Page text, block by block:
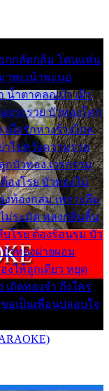
กกลัดกลุ้ม โดนแฟน
าพะเน้าพะนอ
น้ำตาคลอเบ้า เฝ้า
ระรวย บัวทองโศก
เมื่อรักห่างร้างไกล
ไปหวังความรวย
กบัวทอง เวรกรรม
องโรย บัวทองไม่
ท้องกลม เพราะลืม
ม่ระมัด หลงกลิ่นลิ้น
โรย ต้องร้อนรุม บัว
วทองผ่ายผอม
งไห้ลูกเดียว หยุด
เถิดทองจ๋า ถึงใคร
อเป็นเพื่อนปลอบใจ